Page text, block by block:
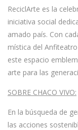
ReciclArte es la
iniciativa social
amado país. Con
mística del
este espacio
arte para las
SOBRE CHACO VIVO:
En la búsqueda de
las acciones